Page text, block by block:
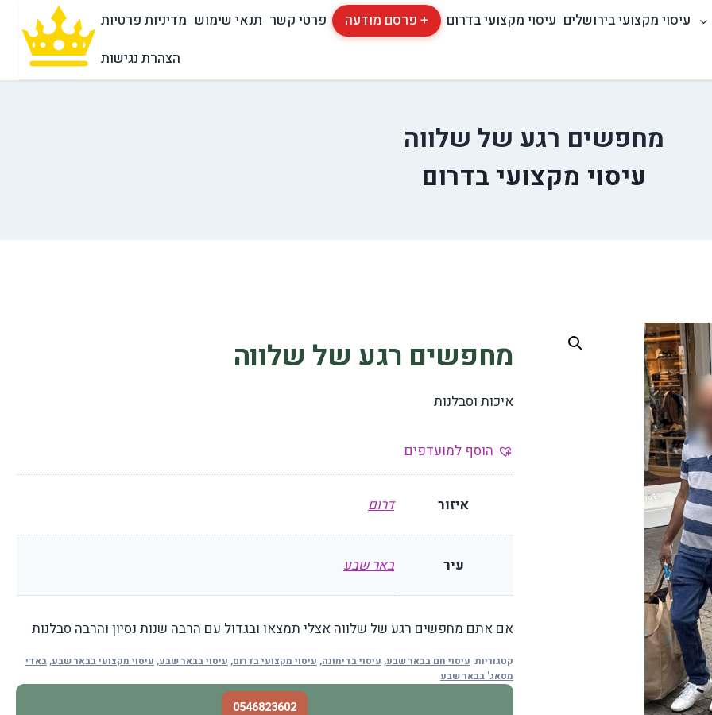
עיסוי מקצועי בירושלים עיסוי מקצועי בדרום + פרסם מודעה פרטי קשר תנאי שימוש מדיניות פרטיות
הצהרת נגישות
מחפשים רגע של שלווה
עיסוי מקצועי בדרום
מחפשים רגע של שלווה
איכות וסבלנות
הוסף למועדפים
איזור דרום
עיר באר שבע
אם אתם מחפשים רגע של שלווה אצלי תמצאו ובגדול עם הרבה שנות נסיון והרבה סבלנות
קטגוריות: עיסוי חם בבאר שבע, עיסוי בדימונה, עיסוי מקצועי בדרום, עיסוי בבאר שבע, עיסוי מקצועי בבאר שבע,באדי
מסאג' בבאר שבע
0546823602